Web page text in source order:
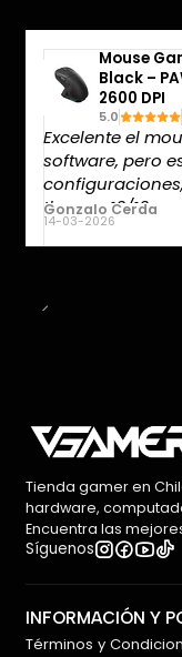
Mouse
Black –
2600 DPI
5.0
Excelente el
software, pero
tiempo, 10/10
Gonzalo Cerda
14-03-2026
Tienda gamer en
hardware,
Encuentra las
Síguenos
INFORMACIÓN Y
Términos y